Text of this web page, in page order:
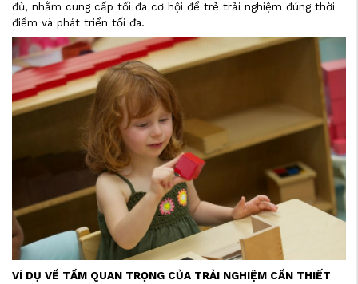
đủ, nhằm cung cấp tối đa cơ hội để trẻ trải nghiệm đúng thời
điểm và phát triển tối đa.
VÍ DỤ VỀ TẦM QUAN TRỌNG CỦA TRẢI NGHIỆM CẦN THIẾT